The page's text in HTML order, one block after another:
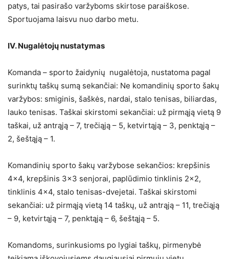
patys, tai pasirašo varžyboms skirtose paraiškose.
Sportuojama laisvu nuo darbo metu.
IV. Nugalėtojų nustatymas
Komanda – sporto žaidynių nugalėtoja, nustatoma pagal
surinktų taškų sumą sekančiai: Ne komandinių sporto šakų
varžybos: smiginis, šaškės, nardai, stalo tenisas, biliardas,
lauko tenisas. Taškai skirstomi sekančiai: už pirmąją vietą 9
taškai, už antrąją – 7, trečiąją – 5, ketvirtąją – 3, penktąją –
2, šeštąją – 1.
Komandinių sporto šakų varžybose sekančios: krepšinis
4×4, krepšinis 3×3 senjorai, paplūdimio tinklinis 2×2,
tinklinis 4×4, stalo tenisas-dvejetai. Taškai skirstomi
sekančiai: už pirmąją vietą 14 taškų, už antrąją – 11, trečiąją
– 9, ketvirtąją – 7, penktąją – 6, šeštąją – 5.
Komandoms, surinkusioms po lygiai taškų, pirmenybė